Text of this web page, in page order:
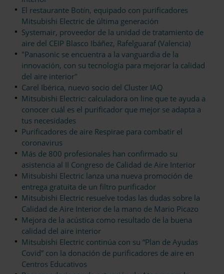
El restaurante Botín, equipado con purificadores
Mitsubishi Electric de última generación
Systemair, proveedor de la unidad de tratamiento de
aire del CEIP Blasco Ibáñez, Rafelguaraf (Valencia)
"Panasonic se encuentra a la vanguardia de la
innovación, con su tecnología para mejorar la calidad
del aire interior"
Carel Ibérica, nuevo socio del Cluster IAQ
Mitsubishi Electric: calculadora on line que te ayuda a
conocer cuál es el purificador que mejor se adapta a
tus necesidades
Purificadores de aire Respirae para combatir el
coronavirus
Más de 800 profesionales han confirmado su
asistencia al II Congreso de Calidad de Aire Interior
Mitsubishi Electric lanza una nueva promoción de
entrega gratuita de un filtro purificador
Mitsubishi Electric resuelve todas las dudas sobre la
Calidad de Aire Interior de la mano de Mario Picazo
Mejora de la acústica como resultado de la buena
calidad del aire interior
Mitsubishi Electric continúa con su “Plan de Ayudas
Covid” con la donación de purificadores de aire en
Centros Educativos